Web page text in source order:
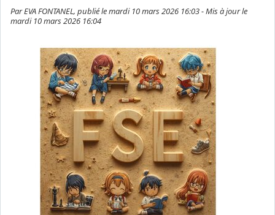
Par EVA FONTANEL, publié le mardi 10 mars 2026 16:03 - Mis à jour le
mardi 10 mars 2026 16:04